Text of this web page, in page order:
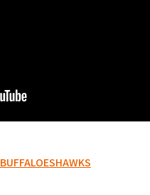
BUFFALOESHAWKS